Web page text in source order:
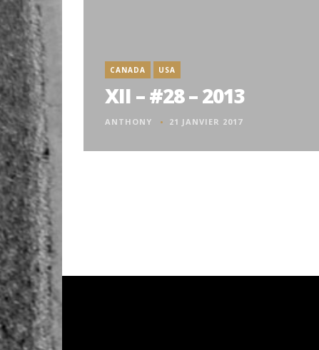
CANADA USA
XII – #28 – 2013
ANTHONY 21 JANVIER 2017